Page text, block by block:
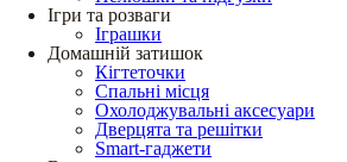
Ігри та розваги
Іграшки
Домашній затишок
Кігтеточки
Спальні місця
Охолоджувальні аксесуари
Дверцята та решітки
Smart-гаджети